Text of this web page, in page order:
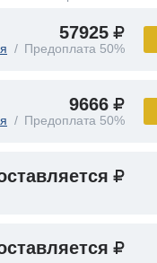
57925
Предоплата 50%
9666
Предоплата 50%